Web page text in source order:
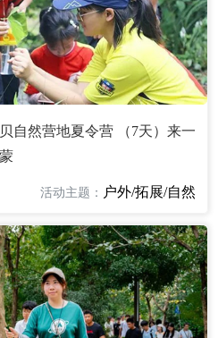
自然营地夏令营 （7天）来一
活动主题： 户外/拓展/自然